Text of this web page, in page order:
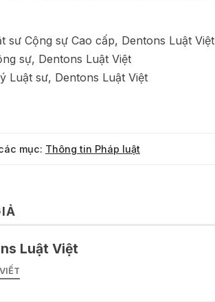
sư Cộng sự Cao cấp, Dentons Luật Việt
sự, Dentons Luật Việt
Luật sư, Dentons Luật Việt
mục: Thông tin Pháp luật
Luật Việt